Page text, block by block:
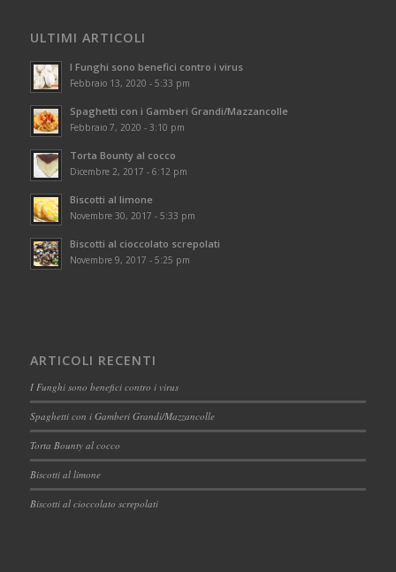
ULTIMI ARTICOLI
I Funghi sono benefici contro i virus
Febbraio 13, 2020 - 5:33 pm
Spaghetti con i Gamberi Grandi/Mazzancolle
Febbraio 7, 2020 - 3:10 pm
Torta Bounty al cocco
Dicembre 2, 2017 - 6:12 pm
Biscotti al limone
Novembre 30, 2017 - 5:33 pm
Biscotti al cioccolato screpolati
Novembre 9, 2017 - 5:25 pm
ARTICOLI RECENTI
I Funghi sono benefici contro i virus
Spaghetti con i Gamberi Grandi/Mazzancolle
Torta Bounty al cocco
Biscotti al limone
Biscotti al cioccolato screpolati